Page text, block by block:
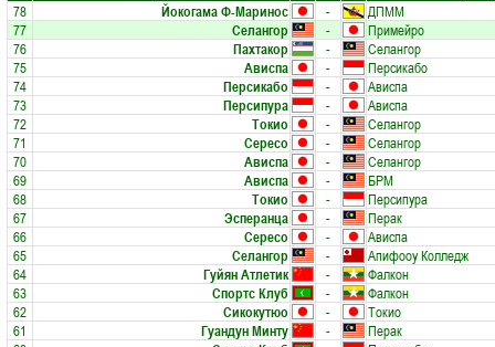
78 Йокогама Ф-Маринос -
ДПММ
77
Селангор -
Примейро
76
Пахтакор -
Селангор
75
Ависпа -
Персикабо
74
Персикабо -
Ависпа
73
Персипура -
Ависпа
72
Токио -
Селангор
71
Сересо -
Селангор
70
Ависпа -
Селангор
69
Ависпа -
БРМ
68
Токио -
Персипура
67
Эсперанца -
Перак
66
Сересо -
Ависпа
65
Селангор -
Апифооу Колледж
64
Гуйян Атлетик -
Фалкон
63
Спортс Клуб -
Фалкон
62
Сикокутюо -
Токио
61
Гуандун Минту -
Перак